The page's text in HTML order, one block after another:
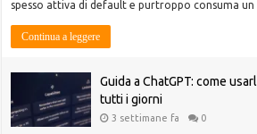
spesso attiva di default e purtroppo consuma
Continua a leggere
Guida a ChatGPT: come
tutti i giorni
3 settimane fa 0